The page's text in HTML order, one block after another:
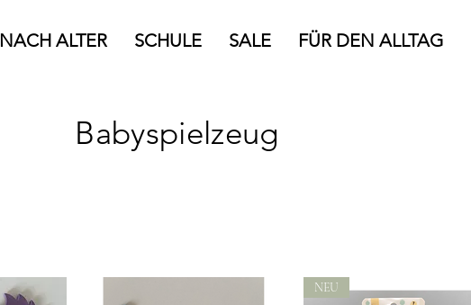
NACH ALTER SCHULE SALE FÜR DEN ALLTAG
Babyspielzeug
NEU